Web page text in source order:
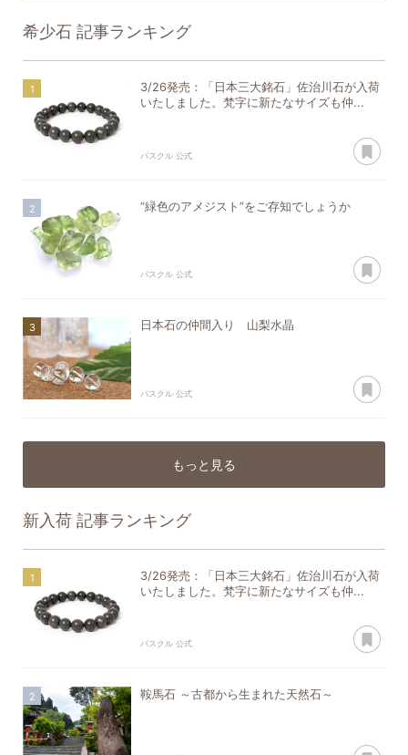
希少石 記事ランキング
3/26発売：「日本三大銘石」佐治川石が入荷
いたしました。梵字に新たなサイズも仲...
パスクル 公式
“緑色のアメジスト”をご存知でしょうか
パスクル 公式
日本石の仲間入り 山梨水晶
パスクル 公式
もっと見る
新入荷 記事ランキング
3/26発売：「日本三大銘石」佐治川石が入荷
いたしました。梵字に新たなサイズも仲...
パスクル 公式
鞍馬石 ～古都から生まれた天然石～